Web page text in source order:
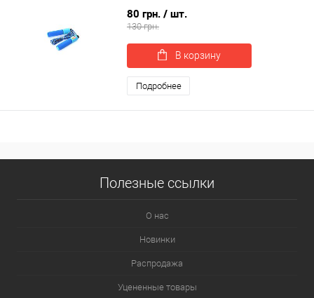
80 грн. / шт.
130 грн.
В корзину
Подробнее
Полезные ссылки
О нас
Новинки
Распродажа
Уцененные товары